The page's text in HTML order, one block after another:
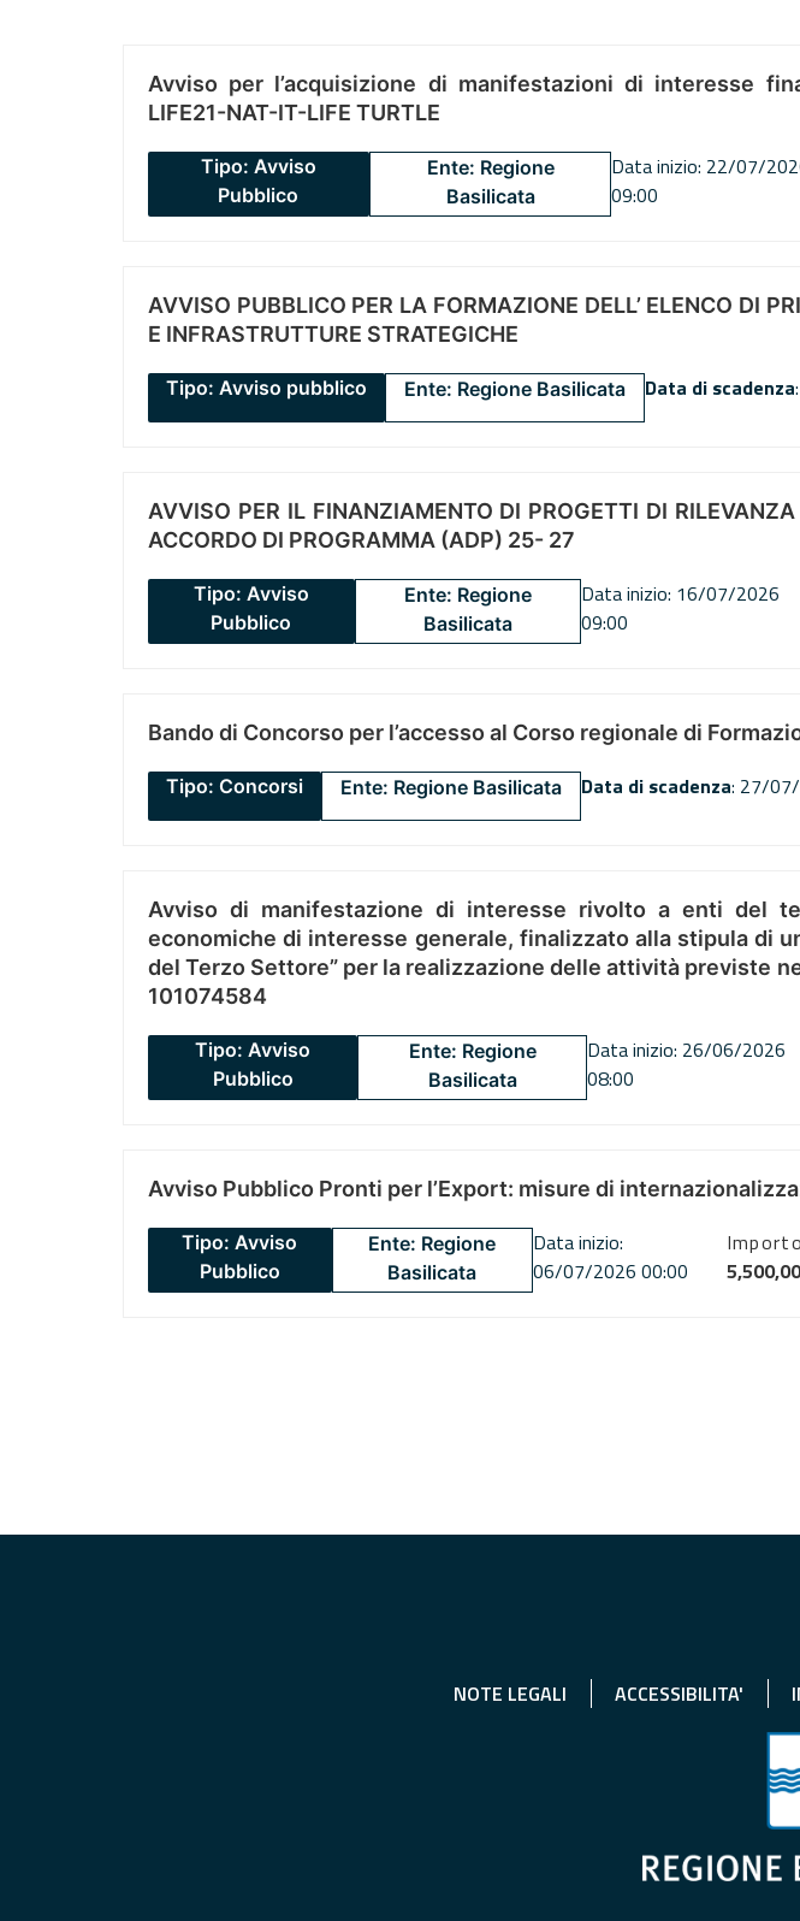
Avviso per l’acquisizione di manifestazioni di interesse
LIFE21-NAT-IT-LIFE TURTLE
Tipo: Avviso
Pubblico
Ente: Regione
Basilicata
Data inizio: 22/07/
09:00
AVVISO PUBBLICO PER LA FORMAZIONE DELL’ ELENCO DI
E INFRASTRUTTURE STRATEGICHE
Tipo: Avviso pubblico Ente: Regione Basilicata Data di scadenza
AVVISO PER IL FINANZIAMENTO DI PROGETTI DI
ACCORDO DI PROGRAMMA (ADP) 25- 27
Tipo: Avviso
Pubblico
Ente: Regione
Basilicata
Data inizio: 16/07/2026
09:00
Bando di Concorso per l’accesso al Corso regionale di
Tipo: Concorsi Ente: Regione Basilicata Data di scadenza: 27/
Avviso di manifestazione di interesse rivolto a enti del
economiche di interesse generale, finalizzato alla stipula di
del Terzo Settore” per la realizzazione delle attività previste
101074584
Tipo: Avviso
Pubblico
Ente: Regione
Basilicata
Data inizio: 26/06/2026
08:00
Avviso Pubblico Pronti per l’Export: misure di
Tipo: Avviso
Pubblico
Ente: Regione
Basilicata
Data inizio:
06/07/2026 00:00
Importo
NOTE LEGALI ACCESSIBILITA'